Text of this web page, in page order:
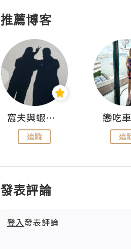
推薦博客
窩夫與蝦子餅
追蹤
戀吃
追
發表評論
登入發表評論